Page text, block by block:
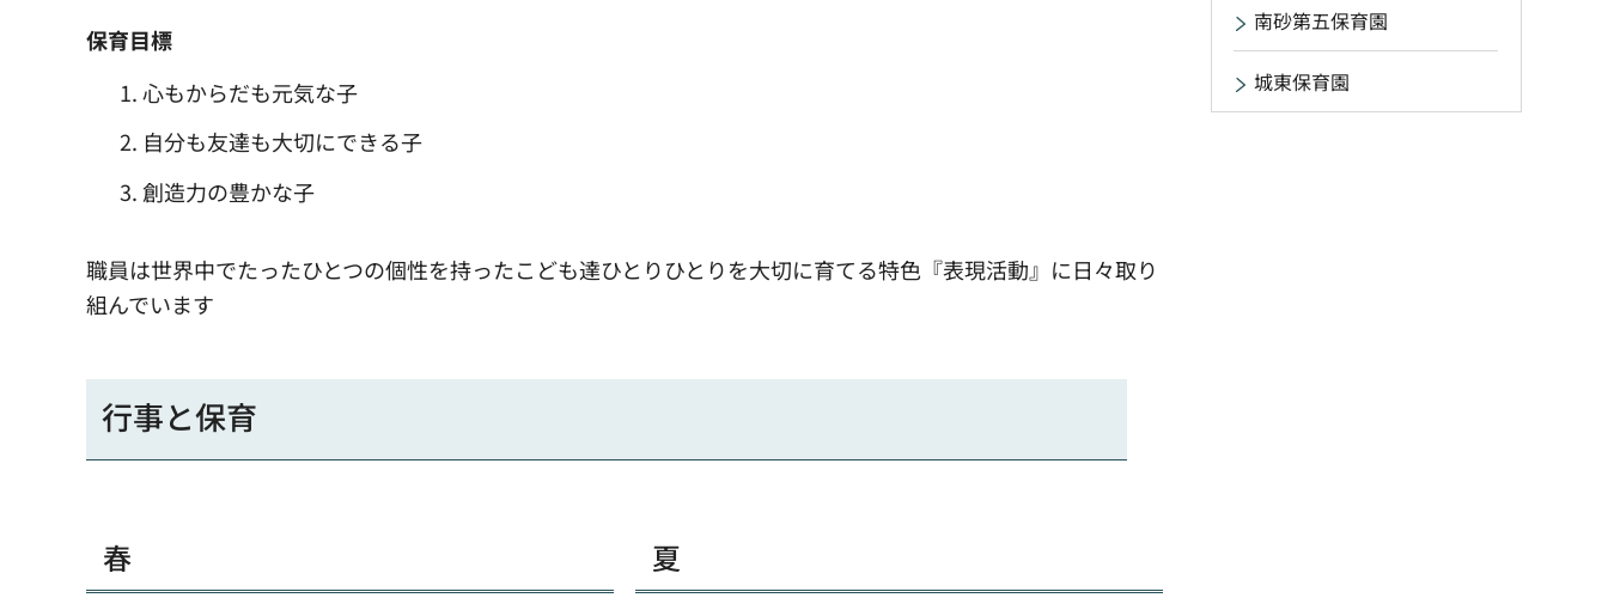
保育目標
心もからだも元気な子
自分も友達も大切にできる子
創造力の豊かな子
職員は世界中でたったひとつの個性を持ったこども達ひとりひとりを大切に育てる特色『表現活動』に日々取り
組んでいます
行事と保育
春 夏
南砂第五保育園
城東保育園